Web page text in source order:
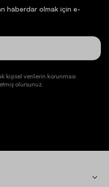
haberdar olmak için e-
kişisel verilerin korunması
olursunuz.